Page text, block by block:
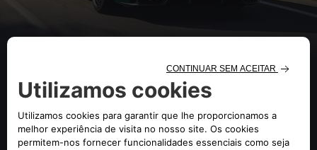
BERLINAS DESPORTIVAS:
DESEMPENHO INFALÍVEL
As berlinas desportivas são a opção ideal se procurar um
grupo motopropulsor de alto desempenho, um visual